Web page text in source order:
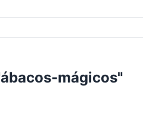
mágicos"